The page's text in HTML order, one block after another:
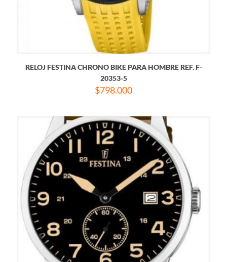
RELOJ FESTINA CHRONO BIKE PARA HOMBRE REF. F-
20353-5
$798.000